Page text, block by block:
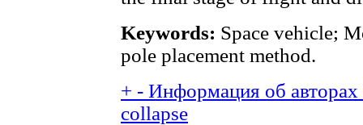
Keywords: Space vehicle;
pole placement method.
+ - Информация об
collapse